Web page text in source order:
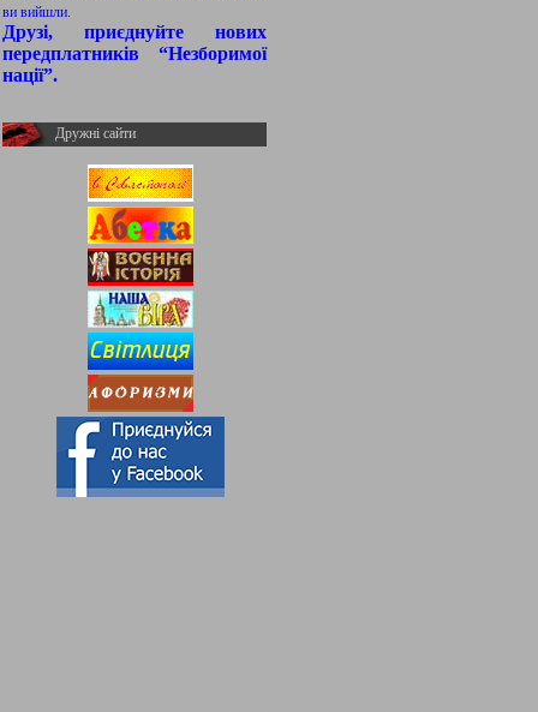
ви вийшли.
Друзі, приєднуйте нових
передплатників “Незборимої
нації”.
Дружні сайти